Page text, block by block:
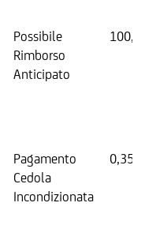
Possibile
Rimborso
Anticipato
Pagamento
Cedola
Incondizionata
0,35